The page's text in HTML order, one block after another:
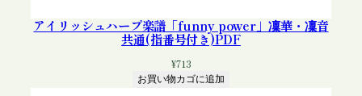
アイリッシュハープ楽譜「funny power」凜華・凜音
共通(指番号付き)PDF
¥713
お買い物カゴに追加